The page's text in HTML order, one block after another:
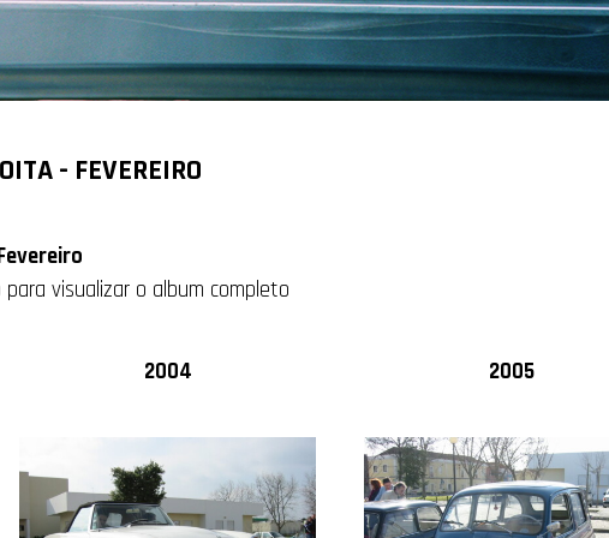
- FEVEREIRO
visualizar o album completo
2004 2005